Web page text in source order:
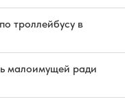
троллейбусу в
малоимущей ради